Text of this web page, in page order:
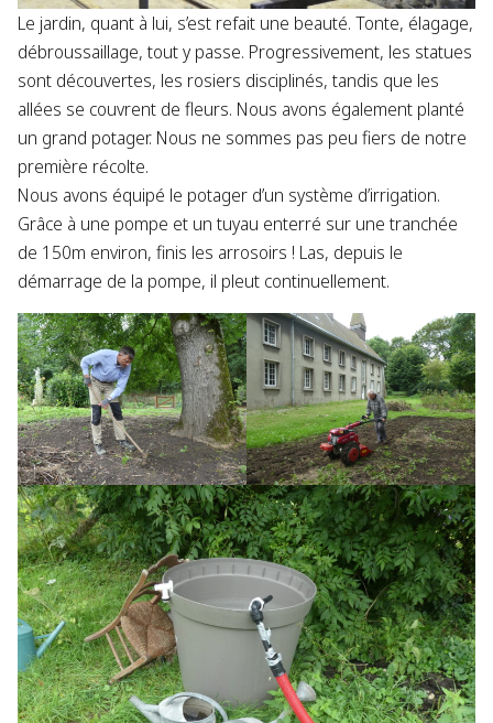
Le jardin, quant à lui, s’est refait une beauté. Tonte, élagage,
débroussaillage, tout y passe. Progressivement, les statues
sont découvertes, les rosiers disciplinés, tandis que les
allées se couvrent de fleurs. Nous avons également planté
un grand potager. Nous ne sommes pas peu fiers de notre
première récolte.
Nous avons équipé le potager d’un système d’irrigation.
Grâce à une pompe et un tuyau enterré sur une tranchée
de 150m environ, finis les arrosoirs ! Las, depuis le
démarrage de la pompe, il pleut continuellement.